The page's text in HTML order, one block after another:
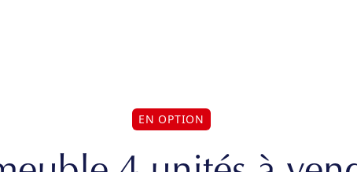
EN OPTION